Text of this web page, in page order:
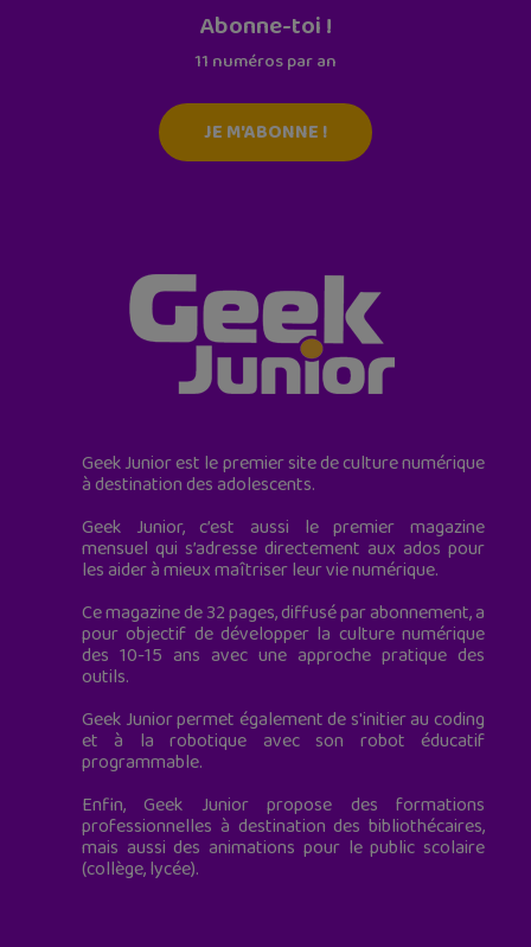
Abonne-toi !
11 numéros par an
JE M'ABONNE !
Geek Junior est le premier site de culture numérique
à destination des adolescents.
Geek Junior, c’est aussi le premier magazine
mensuel qui s’adresse directement aux ados pour
les aider à mieux maîtriser leur vie numérique.
Ce magazine de 32 pages, diffusé par abonnement, a
pour objectif de développer la culture numérique
des 10-15 ans avec une approche pratique des
outils.
Geek Junior permet également de s'initier au coding
et à la robotique avec son robot éducatif
programmable.
Enfin, Geek Junior propose des formations
professionnelles à destination des bibliothécaires,
mais aussi des animations pour le public scolaire
(collège, lycée).